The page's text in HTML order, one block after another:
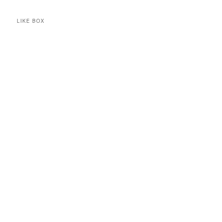
LIKE BOX